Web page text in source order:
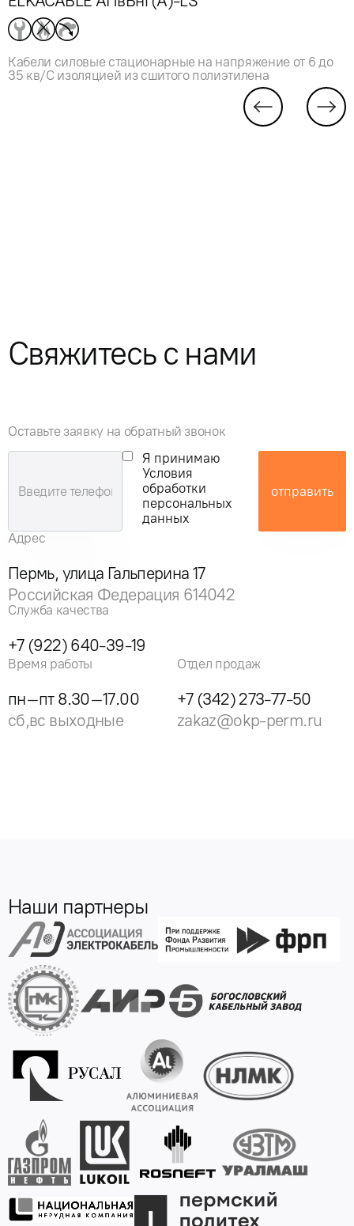
Кабели силовые стационарные на напряжение от 6 до
35 кв/С изоляцией из сшитого полиэтилена
Свяжитесь с нами
Оставьте заявку на обратный звонок
Я принимаю
Условия
обработки
персональных
данных
отправить
Адрес
Пермь, улица Гальперина 17
Российская Федерация 614042
Служба качества
+7 (922) 640-39-19
Время работы
пн–пт 8.30–17.00
сб,вс выходные
Отдел продаж
+7 (342) 273-77-50
zakaz@okp-perm.ru
Наши партнеры